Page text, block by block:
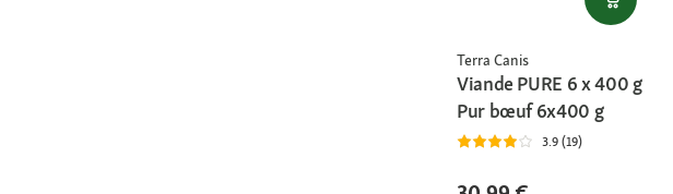
Terra Canis
Viande PURE 6 x 400 g
Pur bœuf 6x400 g
3.9 (19)